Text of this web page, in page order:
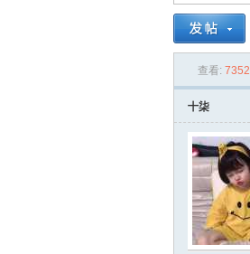
查看: 7352
十柒